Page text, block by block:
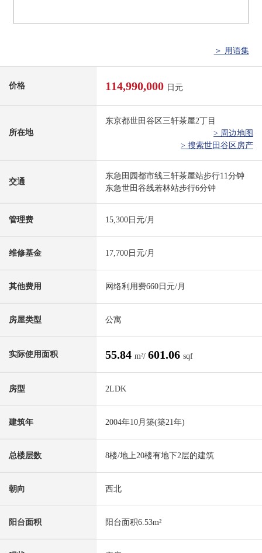
＞ 用语集
价格 114,990,000 日元
所在地
东京都世田谷区三轩茶屋2丁目
> 周边地图
> 搜索世田谷区房产
交通
东急田园都市线三轩茶屋站步行11分钟
东急世田谷线若林站步行6分钟
管理费 15,300日元/月
维修基金 17,700日元/月
其他费用 网络利用费660日元/月
房屋类型 公寓
实际使用面积 55.84 m²/ 601.06 sqf
房型 2LDK
建筑年 2004年10月築(築21年)
总楼层数 8楼/地上20楼有地下2层的建筑
朝向 西北
阳台面积 阳台面积6.53m²